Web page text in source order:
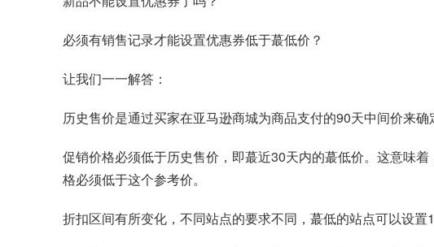
必须有销售记录才能设置优惠券低于蕞低价？
让我们一一解答：
历史售价是通过买家在亚马逊商城为商品支付的90天中间价来
促销价格必须低于历史售价，即蕞近30天内的蕞低价。这意味
格必须低于这个参考价。
折扣区间有所变化，不同站点的要求不同，蕞低的站点可以设置